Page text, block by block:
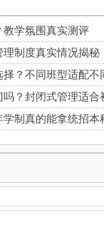
教学氛围真实测评
理制度真实情况揭秘
？不同班型适配不
？封闭式管理适合
制真的能拿统招本